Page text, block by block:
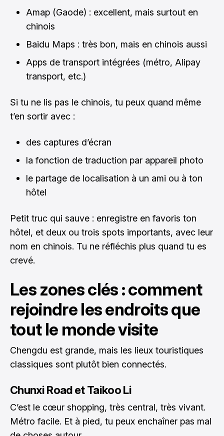
Amap (Gaode) : excellent, mais surtout en
chinois
Baidu Maps : très bon, mais en chinois aussi
Apps de transport intégrées (métro, Alipay
transport, etc.)
Si tu ne lis pas le chinois, tu peux quand même
t’en sortir avec :
des captures d’écran
la fonction de traduction par appareil photo
le partage de localisation à un ami ou à ton
hôtel
Petit truc qui sauve : enregistre en favoris ton
hôtel, et deux ou trois spots importants, avec leur
nom en chinois. Tu ne réfléchis plus quand tu es
crevé.
Les zones clés : comment
rejoindre les endroits que
tout le monde visite
Chengdu est grande, mais les lieux touristiques
classiques sont plutôt bien connectés.
Chunxi Road et Taikoo Li
C’est le cœur shopping, très central, très vivant.
Métro facile. Et à pied, tu peux enchaîner pas mal